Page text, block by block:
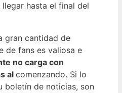
hasta el final del
gran cantidad de
de fans es valiosa e
no carga con
al comenzando. Si lo
boletín de noticias, son